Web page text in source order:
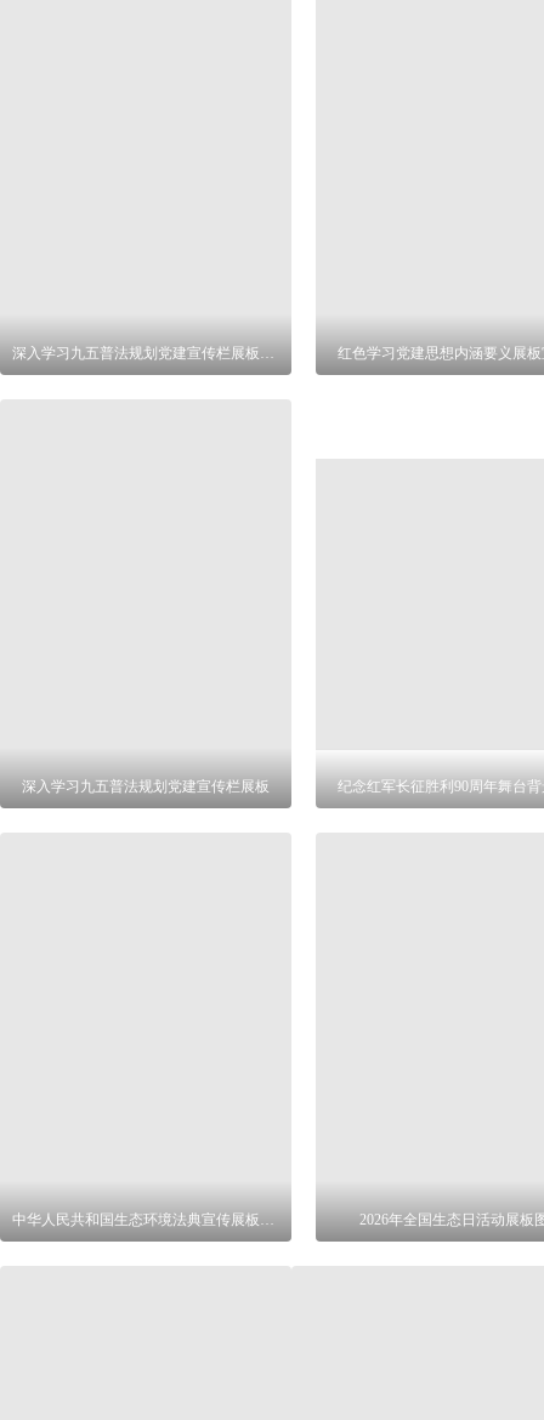
深入学习九五普法规划党建宣传栏展板设计 红色学习党建思想内涵要义展
深入学习九五普法规划党建宣传栏展板 纪念红军长征胜利90周年舞台
中华人民共和国生态环境法典宣传展板图片 2026年全国生态日活动展板